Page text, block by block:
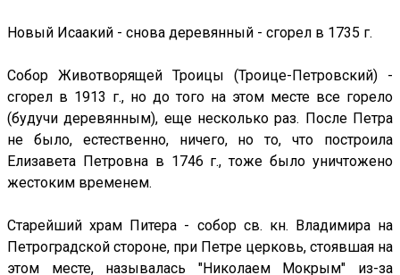
Новый Исаакий - снова деревянный - сгорел в 1735 г.
Собор Животворящей Троицы (Троице-Петровский) -
сгорел в 1913 г., но до того на этом месте все горело
(будучи деревянным), еще несколько раз. После Петра
не было, естественно, ничего, но то, что построила
Елизавета Петровна в 1746 г., тоже было уничтожено
жестоким временем.
Старейший храм Питера - собор св. кн. Владимира на
Петроградской стороне, при Петре церковь, стоявшая на
этом месте, называлась "Николаем Мокрым" из-за